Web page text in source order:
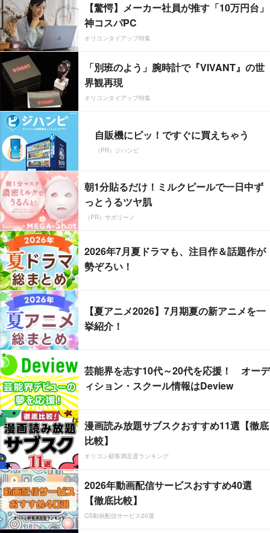
【驚愕】メーカー社員が推す「10万円台」
神コスパPC
オリコンタイアップ特集
「別班のよう」腕時計で『VIVANT』の世
界観再現
オリコンタイアップ特集
自販機にピッ！ですぐに買えちゃう
（PR）ジハンピ
朝1分貼るだけ！ミルクピールで一日中ず
っとうるツヤ肌
（PR）サボリーノ
2026年7月夏ドラマも、注目作＆話題作が
勢ぞろい！
【夏アニメ2026】7月期夏の新アニメを一
挙紹介！
芸能界を志す10代～20代を応援！ オーデ
ィション・スクール情報はDeview
漫画読み放題サブスクおすすめ11選【徹底
比較】
オリコン顧客満足度ランキング
2026年動画配信サービスおすすめ40選
【徹底比較】
CS動画配信サービス20選